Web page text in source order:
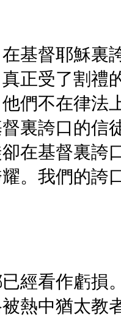
基督耶穌裏
正受了割禮
們不在律法
裏誇口的信
在基督裏誇
。我們的誇
經看作虧損
熱中猶太教